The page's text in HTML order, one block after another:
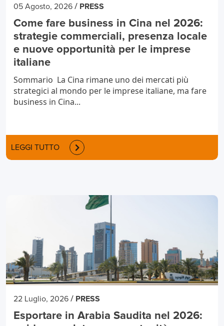
05 Agosto, 2026 / PRESS
Come fare business in Cina nel 2026:
strategie commerciali, presenza locale
e nuove opportunità per le imprese
italiane
Sommario La Cina rimane uno dei mercati più
strategici al mondo per le imprese italiane, ma fare
business in Cina...
LEGGI TUTTO
22 Luglio, 2026 / PRESS
Esportare in Arabia Saudita nel 2026: